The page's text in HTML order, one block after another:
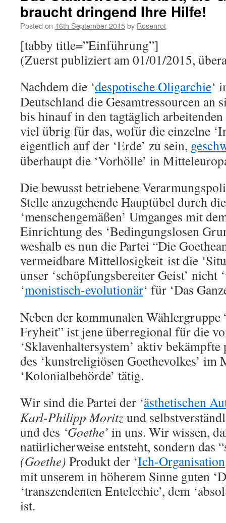
braucht dringend Ihre Hilfe!
Posted on 16th September 2015by Rosenrot
[tabby title=”Einführung”]
(Zuerst publiziert am 01/01/2015,
Nachdem die ‘despotische Oligarchie‘
Deutschland die Gesamtressourcen an
bis hinauf in den tagtäglich
viel übrig für das, wofür die einzelne
eigentlich auf der ‘Erde’ zu sein,
überhaupt die ‘Vorhölle’ in
Die bewusst betriebene
Stelle anzugehende Hauptübel durch
‘menschengemäßen’ Umganges mit
Einrichtung des ‘Bedingungslosen
weshalb es nun die Partei “Die
vermeidbare Mittellosigkeit ist die
unser ‘schöpfungsbereiter Geist’ nicht
‘monistisch-evolutionär‘ für ‘Das
Neben der kommunalen
Fryheit” ist jene überregional für die
‘Sklavenhaltersystem’ aktiv
des ‘kunstreligiösen Goethevolkes’ im
‘Kolonialbehörde’ tätig.
Wir sind die Partei der ‘ästhetischen
Karl-Philipp Moritzund
und des ‘Goethe’ in uns. Wir wissen,
natürlicherweise entsteht, sondern das
(Goethe) Produkt der ‘Ich-Organisation
mit unserem in höherem Sinne guten
‘transzendenten Entelechie’, dem
ist.